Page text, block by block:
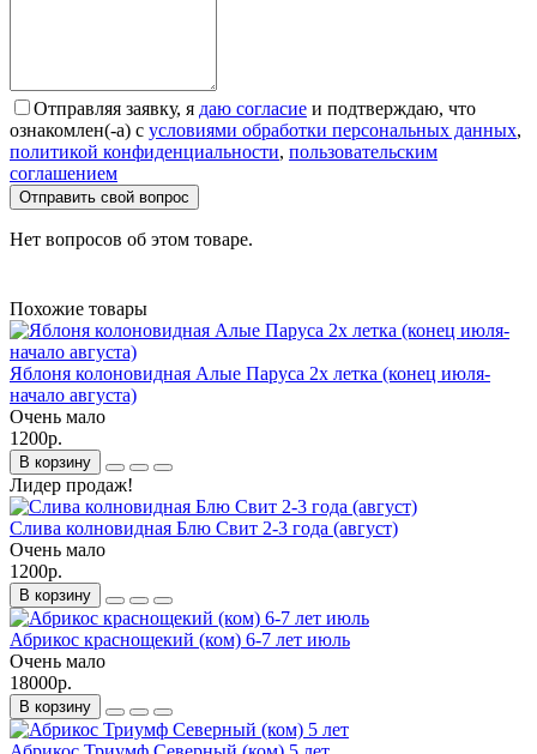
Отправляя заявку, я даю согласие и подтверждаю, что
ознакомлен(-а) с условиями обработки персональных данных,
политикой конфиденциальности, пользовательским
соглашением
Отправить свой вопрос
Нет вопросов об этом товаре.
Похожие товары
Яблоня колоновидная Алые Паруса 2х летка (конец июля-
начало августа)
Очень мало
1200р.
В корзину
Лидер продаж!
Слива колновидная Блю Свит 2-3 года (август)
Очень мало
1200р.
В корзину
Абрикос краснощекий (ком) 6-7 лет июль
Очень мало
18000р.
В корзину